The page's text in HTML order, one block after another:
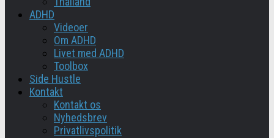
ADHD
Videoer
Om ADHD
Livet med ADHD
Toolbox
Side Hustle
Kontakt
Kontakt os
Nyhedsbrev
Privatlivspolitik